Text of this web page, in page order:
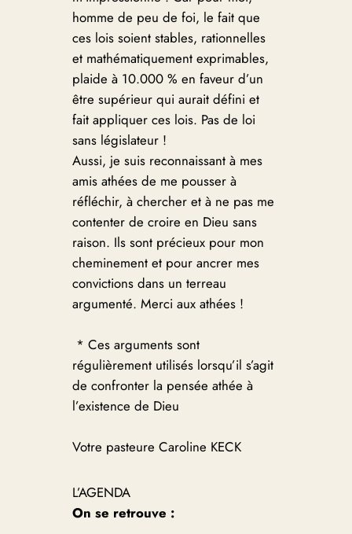
homme de peu de foi, le fait que
ces lois soient stables, rationnelles
et mathématiquement exprimables,
plaide à 10.000 % en faveur d’un
être supérieur qui aurait défini et
fait appliquer ces lois. Pas de loi
sans législateur !
Aussi, je suis reconnaissant à mes
amis athées de me pousser à
réfléchir, à chercher et à ne pas me
contenter de croire en Dieu sans
raison. Ils sont précieux pour mon
cheminement et pour ancrer mes
convictions dans un terreau
argumenté. Merci aux athées !
* Ces arguments sont
régulièrement utilisés lorsqu’il s’agit
de confronter la pensée athée à
l’existence de Dieu
Votre pasteure Caroline KECK
L’AGENDA
On se retrouve :